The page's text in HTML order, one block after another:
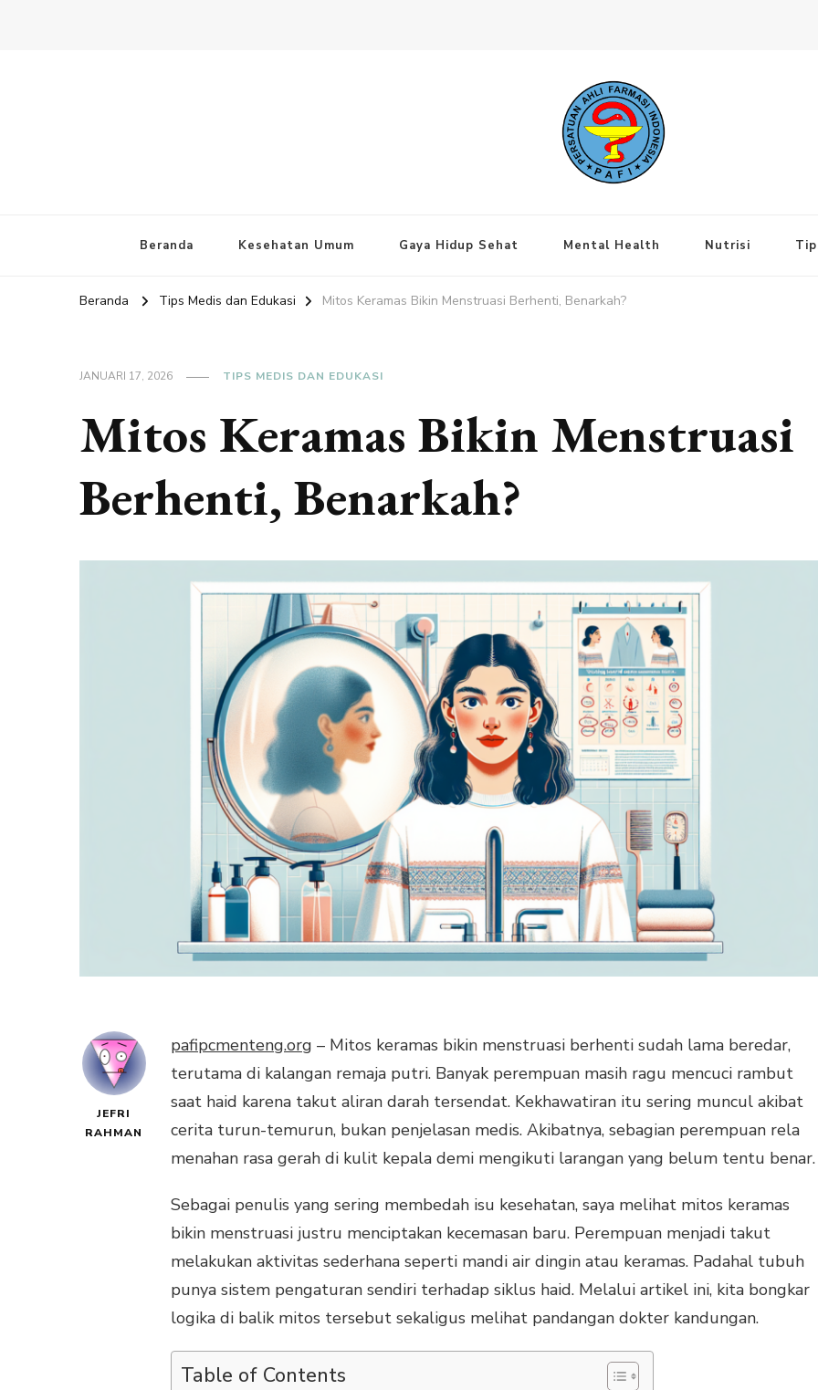
Beranda Kesehatan Umum Gaya Hidup Sehat Mental Health Nutrisi
Beranda Tips Medis dan Edukasi Mitos Keramas Bikin Menstruasi Berhenti, Benarkah?
JANUARI 17, 2026 TIPS MEDIS DAN EDUKASI
Mitos Keramas Bikin Menstruasi
Berhenti, Benarkah?
JEFRI
RAHMAN
pafipcmenteng.org – Mitos keramas bikin menstruasi berhenti sudah lama beredar,
terutama di kalangan remaja putri. Banyak perempuan masih ragu mencuci rambut
saat haid karena takut aliran darah tersendat. Kekhawatiran itu sering muncul akibat
cerita turun-temurun, bukan penjelasan medis. Akibatnya, sebagian perempuan rela
menahan rasa gerah di kulit kepala demi mengikuti larangan yang belum tentu benar.
Sebagai penulis yang sering membedah isu kesehatan, saya melihat mitos keramas
bikin menstruasi justru menciptakan kecemasan baru. Perempuan menjadi takut
melakukan aktivitas sederhana seperti mandi air dingin atau keramas. Padahal tubuh
punya sistem pengaturan sendiri terhadap siklus haid. Melalui artikel ini, kita bongkar
logika di balik mitos tersebut sekaligus melihat pandangan dokter kandungan.
Table of Contents